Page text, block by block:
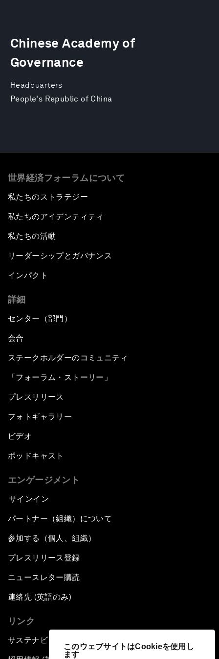
このウェブサイトはCookieを使用し
ます
Headquarters
People's Republic of China
Chinese Academy of
Governance
世界経済フォーラムについて
私たちのストラテジー
私たちのアイデンティティ
私たちの活動
リーダーシップとガバナンス
インパクト
詳細
センター（部門）
会合
ステークホルダーのコミュニティ
「フォーラム・ストーリー」
プレスリリース
フォトギャラリー
ビデオ
ポッドキャスト
エンゲージメント
サインイン
パートナー（組織）について
参加する（個人、組織）
プレスリリース登録
ニュースレター購読
連絡先 (英語のみ)
リンク
サステナビリティへの取り組み